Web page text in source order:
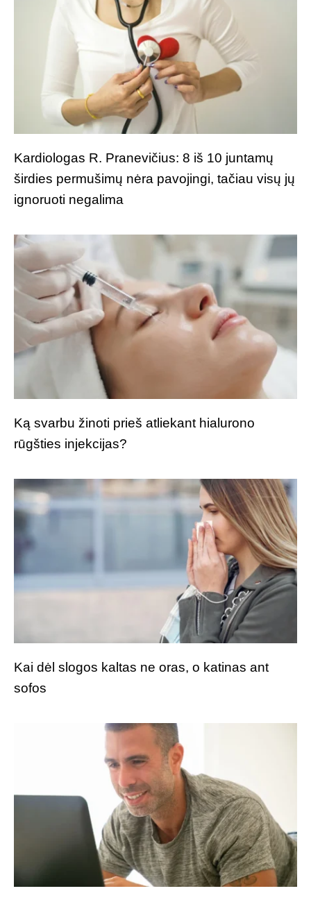
Kardiologas R. Pranevičius: 8 iš 10 juntamų
širdies permušimų nėra pavojingi, tačiau visų jų
ignoruoti negalima
Ką svarbu žinoti prieš atliekant hialurono
rūgšties injekcijas?
Kai dėl slogos kaltas ne oras, o katinas ant
sofos